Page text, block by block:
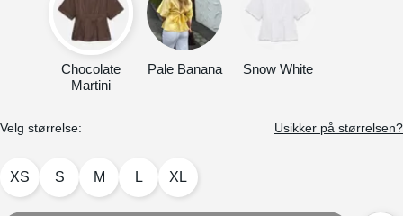
Chocolate
Martini
Pale Banana Snow White
Velg størrelse: Usikker på størrelsen?
XS S M L XL